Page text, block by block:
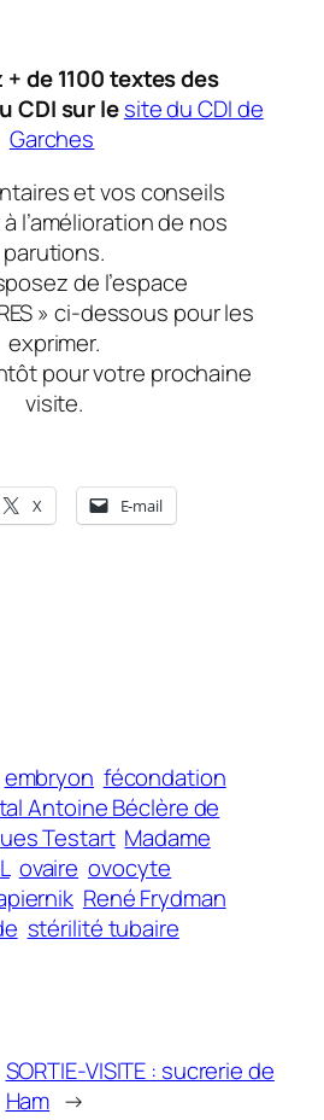
de 1100 textes des
CDI sur lesite du CDI de
Garches
et vos conseils
l’amélioration de nos
parutions.
de l’espace
» ci-dessous pour les
exprimer.
pour votre prochaine
visite.
X E-mail
embryon fécondation
Antoine Béclère de
Testart Madame
ovaire ovocyte
René Frydman
stérilité tubaire
SORTIE-VISITE : sucrerie de
Ham →